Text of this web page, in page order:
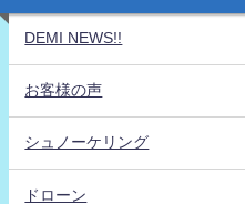
DEMI NEWS!!
お客様の声
シュノーケリング
ドローン